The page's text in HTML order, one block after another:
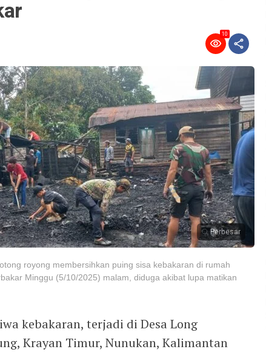
10
Perbesar
royong membersihkan puing sisa kebakaran di rumah
Minggu (5/10/2025) malam, diduga akibat lupa matikan
kebakaran, terjadi di Desa Long
Krayan Timur, Nunukan, Kalimantan